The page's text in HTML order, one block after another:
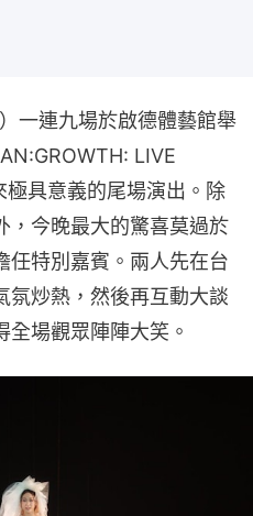
一連九場於啟德體藝館舉
LIVE
具意義的尾場演出。除
，今晚最大的驚喜莫過於
任特別嘉賓。兩人先在台
氛炒熱，然後再互動大談
場觀眾陣陣大笑。